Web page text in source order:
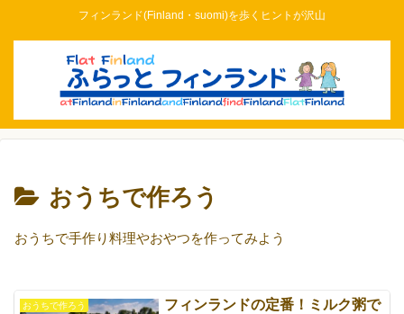
フィンランド(Finland・suomi)を歩くヒントが沢山
おうちで作ろう
おうちで手作り料理やおやつを作ってみよう
おうちで作ろう
フィンランドの定番！ミルク粥で